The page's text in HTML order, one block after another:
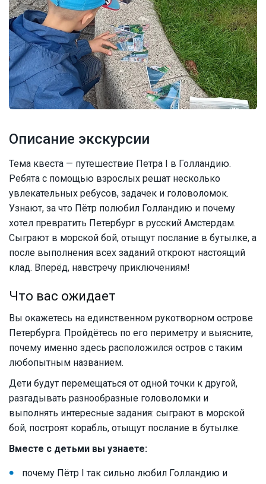
Описание экскурсии
Тема квеста — путешествие Петра I в Голландию.
Ребята с помощью взрослых решат несколько
увлекательных ребусов, задачек и головоломок.
Узнают, за что Пётр полюбил Голландию и почему
хотел превратить Петербург в русский Амстердам.
Сыграют в морской бой, отыщут послание в бутылке, а
после выполнения всех заданий откроют настоящий
клад. Вперёд, навстречу приключениям!
Что вас ожидает
Вы окажетесь на единственном рукотворном острове
Петербурга. Пройдётесь по его периметру и выясните,
почему именно здесь расположился остров с таким
любопытным названием.
Дети будут перемещаться от одной точки к другой,
разгадывать разнообразные головоломки и
выполнять интересные задания: сыграют в морской
бой, построят корабль, отыщут послание в бутылке.
Вместе с детьми вы узнаете:
почему Пётр I так сильно любил Голландию и